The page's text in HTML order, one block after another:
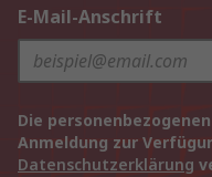
E-Mail-Anschrift
Die
Anmeldung zur
Datenschutzerklärung